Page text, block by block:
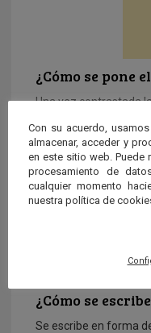
¿Cómo se pone
Una vez contrastada
¿Cómo se
Se escribe en forma
Con su acuerdo,
almacenar, acceder y
en este sitio web. Puede
procesamiento de
cualquier momento
nuestra política de